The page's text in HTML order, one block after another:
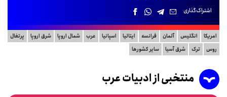
اشتراک‌گذاری
امریکا انگلیس آلمان فرانسه ایتالیا اسپانیا عرب شمال اروپا شرق اروپا
پرتغال
روس
ترک شرق آسیا سایر کشورها
منتخبی از ادبیات عرب